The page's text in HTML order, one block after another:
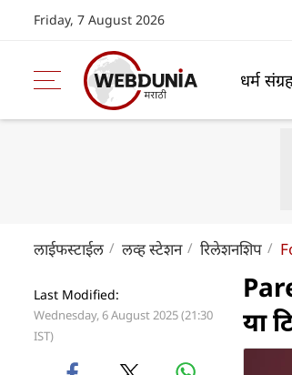
Friday, 7 August 2026
धर्म
लाईफस्टाईल लव्ह स्टेशन रिलेशनशिप
Last Modified:
Wednesday, 6 August 2025 (21:30
IST)
या